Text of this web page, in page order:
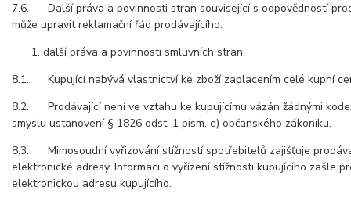
7.6. Další práva a povinnosti stran související s odpovědností
může upravit reklamační řád prodávajícího.
další práva a povinnosti smluvních stran
8.1. Kupující nabývá vlastnictví ke zboží zaplacením celé kupní
8.2. Prodávající není ve vztahu ke kupujícímu vázán žádnými
smyslu ustanovení § 1826 odst. 1 písm. e) občanského zákoníku.
8.3. Mimosoudní vyřizování stížností spotřebitelů zajišťuje
elektronické adresy. Informaci o vyřízení stížnosti kupujícího zašle
elektronickou adresu kupujícího.